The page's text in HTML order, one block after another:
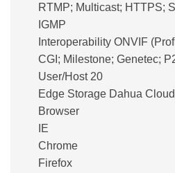
RTMP; Multicast; HTTPS;
IGMP
Interoperability ONVIF
CGI; Milestone; Genetec;
User/Host 20
Edge Storage Dahua
Browser
IE
Chrome
Firefox